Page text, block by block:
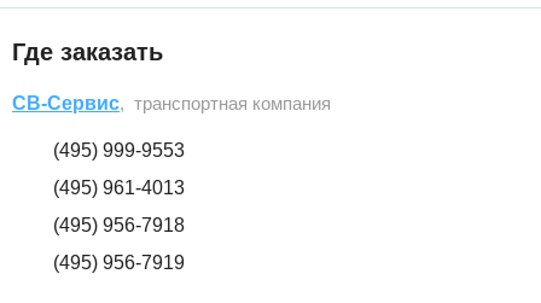
Где заказать
СВ-Сервис, транспортная компания
(495) 999-9553
(495) 961-4013
(495) 956-7918
(495) 956-7919